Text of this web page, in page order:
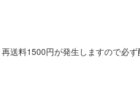
送料1500円が発生しますので必